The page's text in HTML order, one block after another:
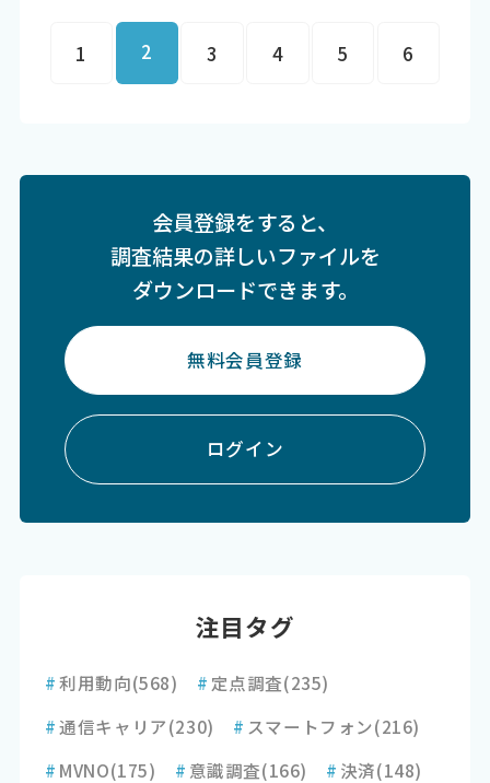
1 2 3 4 5 6
会員登録をすると、
調査結果の詳しいファイルを
ダウンロードできます。
無料会員登録
ログイン
注目タグ
#利用動向(568) # 定点調査(235)
#通信キャリア(230) # スマートフォン(216)
# MVNO(175) # 意識調査(166) # 決済(148)